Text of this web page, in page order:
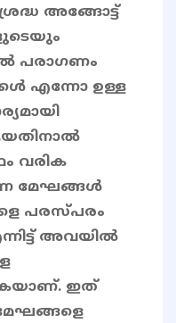
അങ്ങോട്ട്
പരാഗണം
എന്നോ ഉള്ള
വരിക
മേഘങ്ങൾ
പരസ്പരം
അവയിൽ
ഇത്